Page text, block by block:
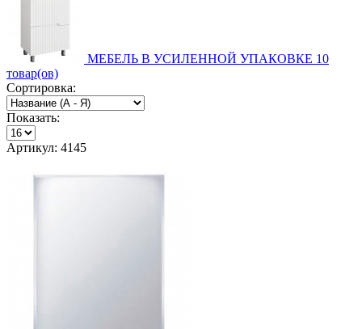
МЕБЕЛЬ В УСИЛЕННОЙ УПАКОВКЕ 10
товар(ов)
Сортировка:
Показать:
Артикул: 4145